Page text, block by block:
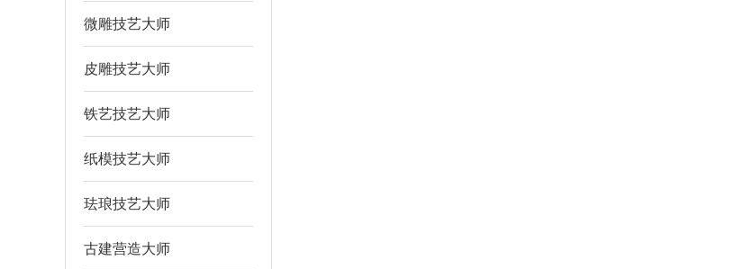
微雕技艺大师
皮雕技艺大师
铁艺技艺大师
纸模技艺大师
珐琅技艺大师
古建营造大师